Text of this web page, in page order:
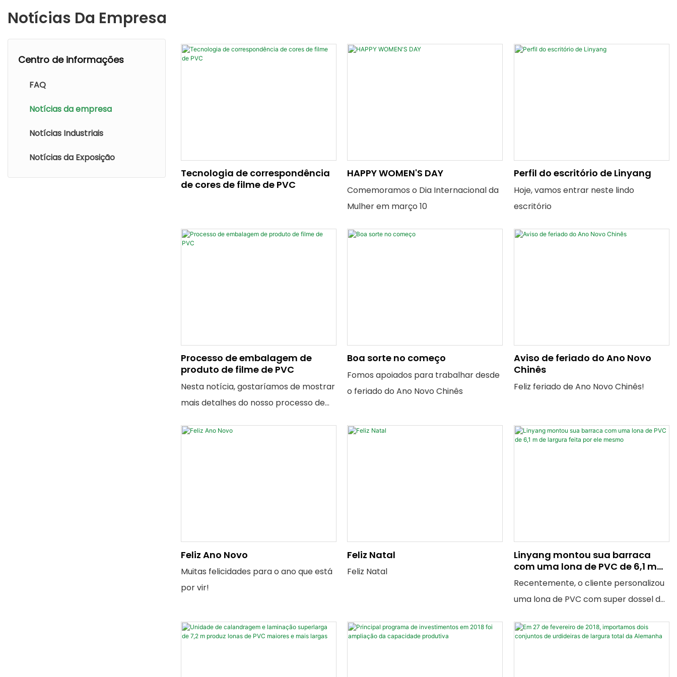
Notícias Da Empresa
Centro de informações
FAQ
Notícias da empresa
Notícias Industriais
Notícias da Exposição
Tecnologia de correspondência
de cores de filme de PVC
HAPPY WOMEN'S DAY
Comemoramos o Dia Internacional da
Mulher em março 10
Perfil do escritório de Linyang
Hoje, vamos entrar neste lindo
escritório
Processo de embalagem de
produto de filme de PVC
Nesta notícia, gostaríamos de mostrar
mais detalhes do nosso processo de
PVC
Boa sorte no começo
Fomos apoiados para trabalhar desde
o feriado do Ano Novo Chinês
Aviso de feriado do Ano Novo
Chinês
Feliz feriado de Ano Novo Chinês!
Feliz Ano Novo
Muitas felicidades para o ano que está
por vir!
Feliz Natal
Feliz Natal
Linyang montou sua barraca
com uma lona de PVC de 6,1 m
de largura feita por ele mesmo
Recentemente, o cliente personalizou
uma lona de PVC com super dossel de
tecido de super malha 2000D * 2000D,